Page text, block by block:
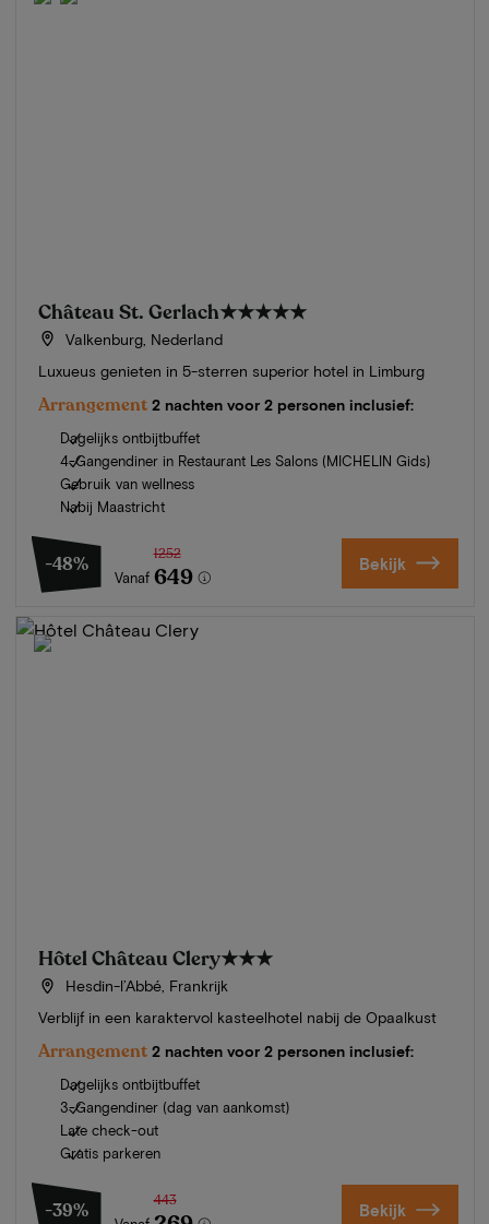
Château St. Gerlach★★★★★
Valkenburg, Nederland
Luxueus genieten in 5-sterren superior hotel in Limburg
Arrangement 2 nachten voor 2 personen inclusief:
Dagelijks ontbijtbuffet
4-Gangendiner in Restaurant Les Salons (MICHELIN Gids)
Gebruik van wellness
Nabij Maastricht
-48%
Vanaf
1252
649 Bekijk
Hôtel Château Clery★★★
Hesdin-l’Abbé, Frankrijk
Verblijf in een karaktervol kasteelhotel nabij de Opaalkust
Arrangement 2 nachten voor 2 personen inclusief:
Dagelijks ontbijtbuffet
3-Gangendiner (dag van aankomst)
Late check-out
Gratis parkeren
-39% 443 Bekijk